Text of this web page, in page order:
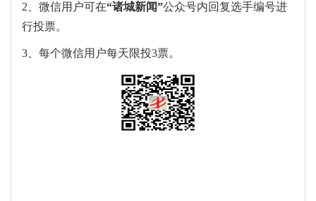
2、微信用户可在“诸城新闻”公众号内回复选手编号进
行投票。
3、每个微信用户每天限投3票。